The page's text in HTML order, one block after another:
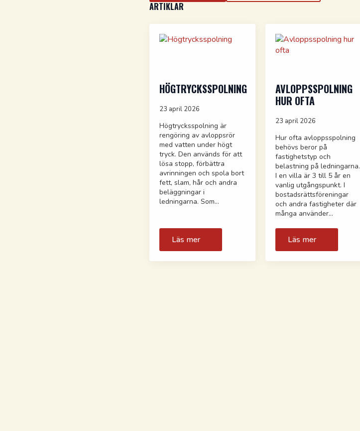
ARTIKLAR
HÖGTRYCKSSPOLNING
23 april 2026
Högtrycksspolning är
rengöring av avloppsrör
med vatten under högt
tryck. Den används för att
lösa stopp, förbättra
avrinningen och spola bort
fett, slam, hår och andra
beläggningar i
ledningarna. Som…
Läs mer
AVLOPPSSPOLNING
HUR OFTA
23 april 2026
Hur ofta avloppsspolning
behövs beror på
fastighetstyp och
belastning på ledningarna.
I en villa är 3 till 5 år en
vanlig utgångspunkt. I
bostadsrättsföreningar
och andra fastigheter där
många använder…
Läs mer